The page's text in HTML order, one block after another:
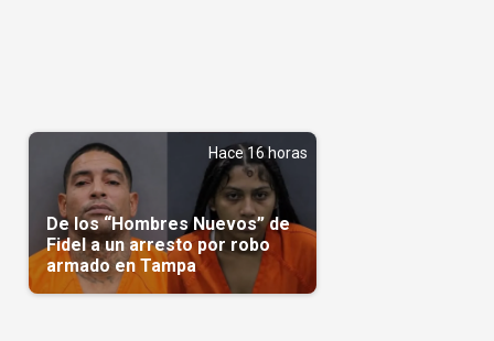
Hace 16 horas
De los “Hombres Nuevos” de
Fidel a un arresto por robo
armado en Tampa